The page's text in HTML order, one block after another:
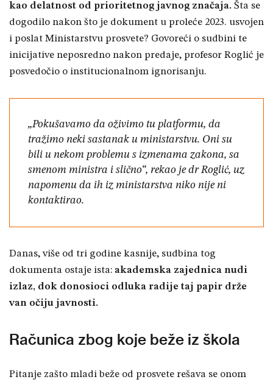
kao delatnost od prioritetnog javnog značaja. Šta se
dogodilo nakon što je dokument u proleće 2023. usvojen
i poslat Ministarstvu prosvete? Govoreći o sudbini te
inicijative neposredno nakon predaje, profesor Roglić je
posvedočio o institucionalnom ignorisanju.
„Pokušavamo da oživimo tu platformu, da
tražimo neki sastanak u ministarstvu. Oni su
bili u nekom problemu s izmenama zakona, sa
smenom ministra i slično“, rekao je dr Roglić, uz
napomenu da ih iz ministarstva niko nije ni
kontaktirao.
Danas, više od tri godine kasnije, sudbina tog
dokumenta ostaje ista: akademska zajednica nudi
izlaz, dok donosioci odluka radije taj papir drže
van očiju javnosti.
Računica zbog koje beže iz škola
Pitanje zašto mladi beže od prosvete rešava se onom